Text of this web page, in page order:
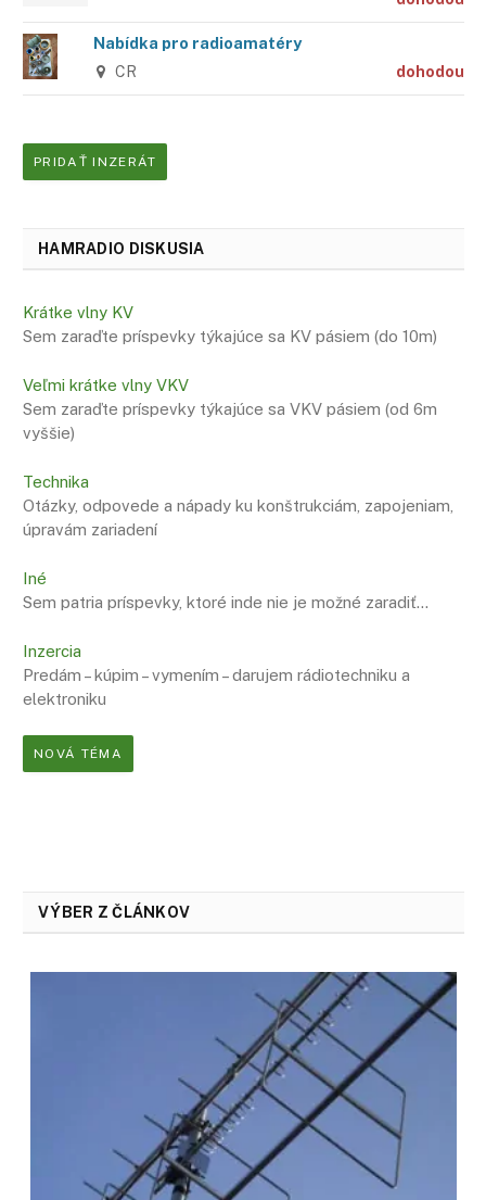
Nabídka pro radioamatéry
CR dohodou
PRIDAŤ INZERÁT
HAMRADIO DISKUSIA
Krátke vlny KV
Sem zaraďte príspevky týkajúce sa KV pásiem (do 10m)
Veľmi krátke vlny VKV
Sem zaraďte príspevky týkajúce sa VKV pásiem (od 6m
vyššie)
Technika
Otázky, odpovede a nápady ku konštrukciám, zapojeniam,
úpravám zariadení
Iné
Sem patria príspevky, ktoré inde nie je možné zaradiť…
Inzercia
Predám – kúpim – vymením – darujem rádiotechniku a
elektroniku
NOVÁ TÉMA
VÝBER Z ČLÁNKOV